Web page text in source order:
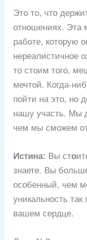
Это то, что
отношениях. Эта
работе, которую
нереалистичное
то стоим того,
мечтой. Когда-
пойти на это, но
нашу участь. Мы
чем мы сможем
Истина: Вы сто
знаете. Вы
особенный, чем
уникальность
вашем сердце.